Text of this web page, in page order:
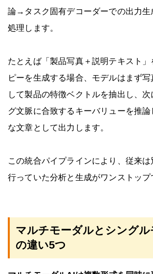
論→タスク固有デコーダーでの出力生
処理します。
たとえば「製品写真＋説明テキスト」
ピーを生成する場合、モデルはまず
して製品の特徴ベクトルを抽出し、
グ文脈に合致するキーバリューを推
な文章として出力します。
この統合パイプラインにより、従来
行っていた分析と生成がワンストップ
マルチモーダルとシング
の違い5つ